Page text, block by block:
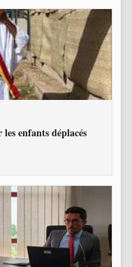
enfants déplacés